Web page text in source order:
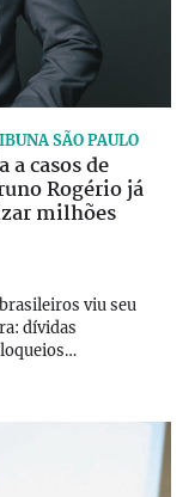
SÃO PAULO
a casos de
Rogério já
milhões
viu seu
dívidas